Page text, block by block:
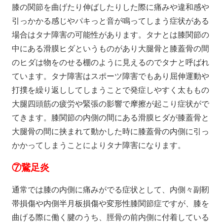
膝の関節を曲げたり伸ばしたりした際に痛みや違和感や
引っかかる感じやパキっと音が鳴ってしまう症状がある
場合はタナ障害の可能性があります。タナとは膝関節の
中にある滑膜ヒダというものがあり大腿骨と膝蓋骨の間
のヒダは物をのせる棚のように見えるのでタナと呼ばれ
ています。タナ障害はスポーツ障害でもあり屈伸運動や
打撲を繰り返ししてしまうことで発症しやすく太ももの
大腿四頭筋の疲労や緊張の影響で摩擦が起こり症状がで
てきます。膝関節の内側の間にある滑膜ヒダが膝蓋骨と
大腿骨の間に挟まれて動かした時に膝蓋骨の内側に引っ
かかってしまうことによりタナ障害になります。
⑦鵞足炎
通常では膝の内側に痛みがでる症状として、内側々副靭
帯損傷や内側半月板損傷や変形性膝関節症ですが、膝を
曲げる際に働く腱のうち、脛骨の前内側に付着している